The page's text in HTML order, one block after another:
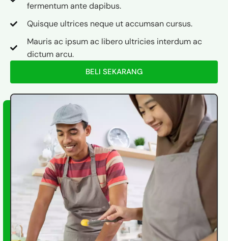
fermentum ante dapibus.
Quisque ultrices neque ut accumsan cursus.
Mauris ac ipsum ac libero ultricies interdum ac
dictum arcu.
BELI SEKARANG